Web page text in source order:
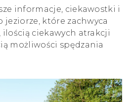
informacje, ciekawostki i
jeziorze, które zachwyca
ciekawych atrakcji
możliwości spędzania